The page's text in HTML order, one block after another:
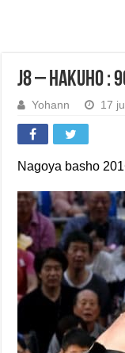
J8 – Hakuho :
Yohann 17
Nagoya basho